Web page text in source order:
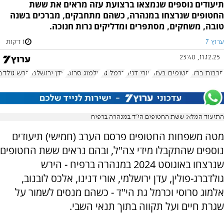
תיעודים נוספים שנמצאו ברצועת עזה מראים את ששת
החטופים שנרצחו במנהרה, כשהם מתחבקים, מברכים בשנה
טובה, משחקים, מסתפרים ומדליקים נרות חנוכה.
ערוץ 7 1 דקות
11.12.25, 23:40
חרבות ברזל חטופים בעזה אורי דנינו כרמל גת אלמוג סרוסי עדן ירושלמי הרש
התיעוד המלא: ששת החטופים הי"ד במנהרה ברפיח
מטה משפחות החטופים פרסם הערב (חמישי) תיעודים
נוספים שהתקבלו מידי צה"ל, ובהם נראים ששת החטופים
שנרצחו באוגוסט 2024 במנהרה ברפיח - הירש
גולדברג-פולין, עדן ירושלמי, אורי דנינו, אלכס לובנוב,
אלמוג סרוסי וכרמל גת הי"ד - כשהם מנסים לשמור על
שגרת חיים ועל תקווה בתוך תנאי השבי.